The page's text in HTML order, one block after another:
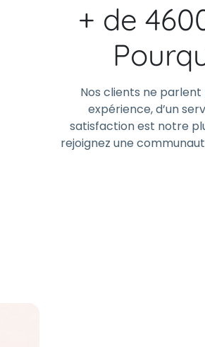
+ de
Nos clients ne
expérience, d’un
satisfaction est notre
rejoignez une